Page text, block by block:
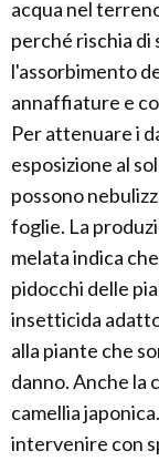
acqua nel
perché rischia
l'assorbimento
annaffiature e
Per attenuare i
esposizione al
possono
foglie. La
melata indica
pidocchi delle
insetticida
alla piante che
danno. Anche la
camellia
intervenire con